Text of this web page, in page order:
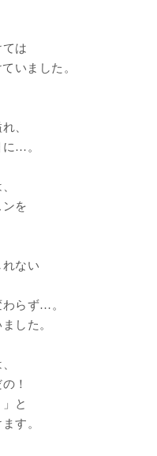
ては
いました。
、
…。
を
ない
らず…。
した。
！
と
す。